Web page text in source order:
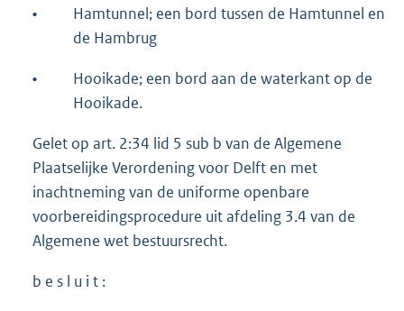
•
Hamtunnel; een bord tussen de Hamtunnel en
de Hambrug
•
Hooikade; een bord aan de waterkant op de
Hooikade.
Gelet op art. 2:34 lid 5 sub b van de Algemene
Plaatselijke Verordening voor Delft en met
inachtneming van de uniforme openbare
voorbereidingsprocedure uit afdeling 3.4 van de
Algemene wet bestuursrecht.
b e s l u i t :